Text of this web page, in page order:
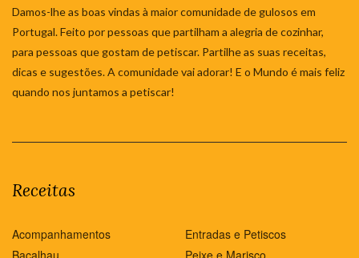
Damos-lhe as boas vindas à maior comunidade de gulosos em
Portugal. Feito por pessoas que partilham a alegria de cozinhar,
para pessoas que gostam de petiscar. Partilhe as suas receitas,
dicas e sugestões. A comunidade vai adorar! E o Mundo é mais feliz
quando nos juntamos a petiscar!
Receitas
Acompanhamentos
Entradas e Petiscos